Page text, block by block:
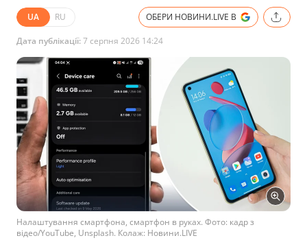
UA RU ОБЕРИ НОВИНИ.LIVE В
Дата публікації:7 серпня 2026 14:24
Налаштування смартфона, смартфон в руках. Фото: кадр з
відео/YouTube, Unsplash. Колаж: Новини.LIVE